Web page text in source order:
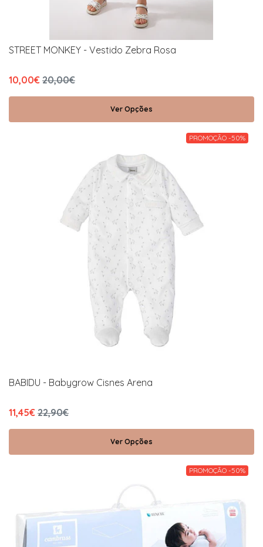
STREET MONKEY - Vestido Zebra Rosa
10,00€ 20,00€
Ver Opções
PROMOÇÃO -50%
BABIDU - Babygrow Cisnes Arena
11,45€ 22,90€
Ver Opções
PROMOÇÃO -50%